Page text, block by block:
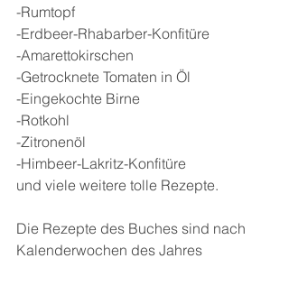
-Rumtopf
-Erdbeer-Rhabarber-Konfitüre
-Amarettokirschen
-Getrocknete Tomaten in Öl
-Eingekochte Birne
-Rotkohl
-Zitronenöl
-Himbeer-Lakritz-Konfitüre
und viele weitere tolle Rezepte.
Die Rezepte des Buches sind nach
Kalenderwochen des Jahres